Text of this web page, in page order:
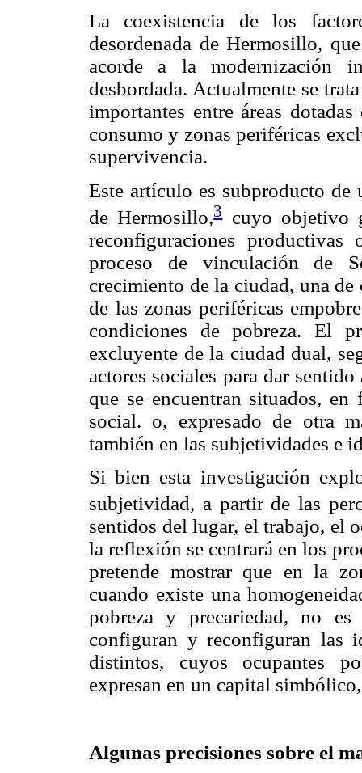
La coexistencia de los
desordenada de Hermosillo,
acorde a la modernización
desbordada. Actualmente se
importantes entre áreas
consumo y zonas periféricas
supervivencia.
Este artículo es subproducto
de Hermosillo,3cuyo objetivo
reconfiguraciones
proceso de vinculación de
crecimiento de la ciudad, una
de las zonas periféricas
condiciones de pobreza. El
excluyente de la ciudad dual,
actores sociales para dar
que se encuentran situados,
social. o, expresado de otra
también en las subjetividades e
Si bien esta investigación
subjetividad, a partir de las
sentidos del lugar, el trabajo, el
la reflexión se centrará en los
pretende mostrar que en la
cuando existe una
pobreza y precariedad, no
configuran y reconfiguran las
distintos, cuyos ocupantes
expresan en un capital
Algunas precisiones sobre el